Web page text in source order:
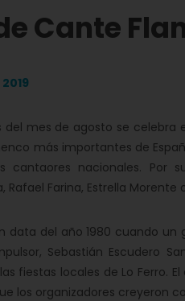
Cante
mes de agosto se celebra
más importantes de
cantaores nacionales. Por
Rafael Farina, Estrella Morente
data del año 1980 cuando un
Sebastián Escudero
fiestas locales de Lo Ferro.
los organizadores creyeron